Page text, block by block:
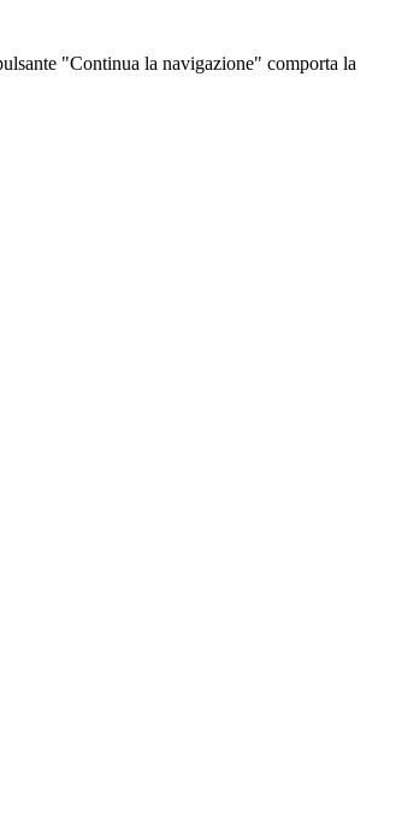
"Continua la navigazione" comporta la